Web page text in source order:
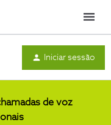
Menu
Iniciar sessão
de voz